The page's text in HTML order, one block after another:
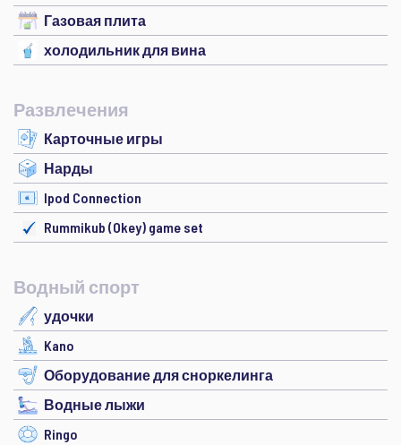
Газовая плита
холодильник для вина
Развлечения
Карточные игры
Нарды
Ipod Connection
Rummikub (Okey) game set
Водный спорт
удочки
Kano
Оборудование для сноркелинга
Водные лыжи
Ringo